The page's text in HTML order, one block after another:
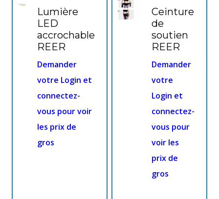
Lumière
LED
accrochable
REER
Demander
votre Login et
connectez-
vous pour voir
les prix de
gros
Ceinture
de
soutien
REER
Demander
votre
Login et
connectez-
vous pour
voir les
prix de
gros